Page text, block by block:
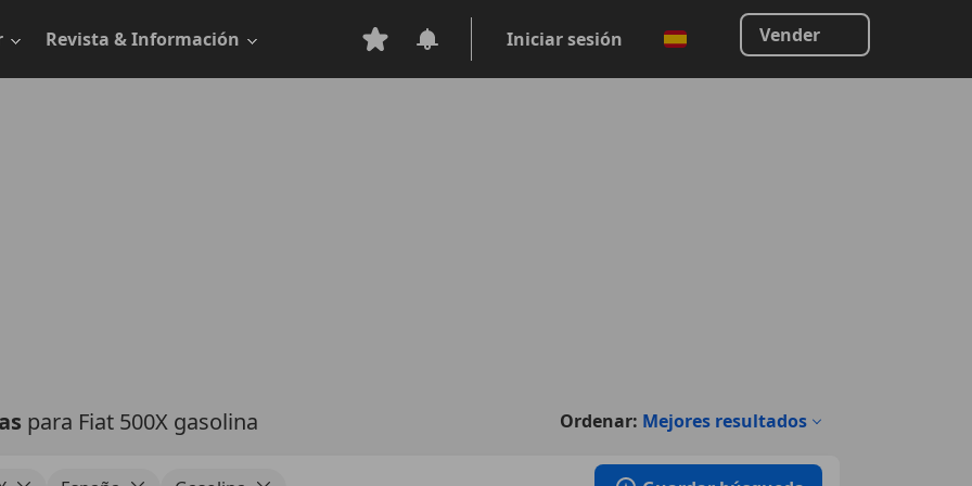
Revista & Información Iniciar sesión Vender
para Fiat 500X gasolina Ordenar: Mejores resultados